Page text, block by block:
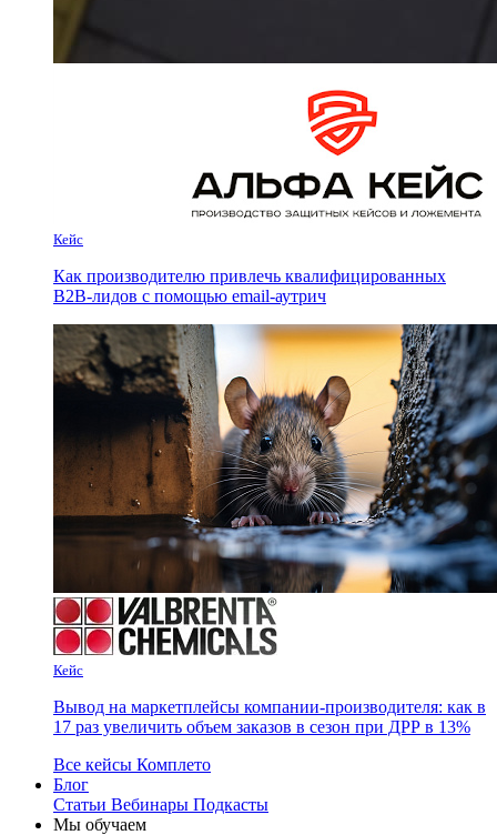
Кейс
Как производителю привлечь квалифицированных
B2B-лидов с помощью email-аутрич
Кейс
Вывод на маркетплейсы компании-производителя: как в
17 раз увеличить объем заказов в сезон при ДРР в 13%
Все кейсы Комплето
Блог
Статьи Вебинары Подкасты
Мы обучаем